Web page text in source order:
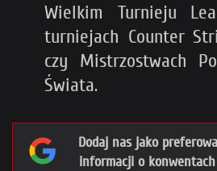
Wielkim Turnieju
turniejach Counter
czy Mistrzostwach
Świata.
Dodaj nas jako
informacji o konwentach